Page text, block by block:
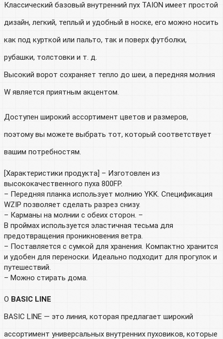
Классический базовый внутренний пух TAION имеет простой
дизайн, легкий, теплый и удобный в носке, его можно носить
как под курткой или пальто, так и поверх футболки,
рубашки, толстовки и т. д.
Высокий ворот сохраняет тепло до шеи, а передняя молния
W является приятным акцентом.
Доступен широкий ассортимент цветов и размеров,
поэтому вы можете выбрать тот, который соответствует
вашим потребностям.
[Характеристики продукта] – Изготовлен из
высококачественного пуха 800FP.
– Передняя планка использует молнию YKK. Спецификация
WZIP позволяет сделать разрез снизу.
– Карманы на молнии с обеих сторон. –
В проймах используется эластичная тесьма для
предотвращения проникновения ветра.
– Поставляется с сумкой для хранения. Компактно хранится
и удобен для переноски. Идеально подходит для прогулок и
путешествий.
– Можно стирать дома.
О BASIC LINE
BASIC LINE — это линия, которая предлагает широкий
ассортимент универсальных внутренних пуховиков, которые